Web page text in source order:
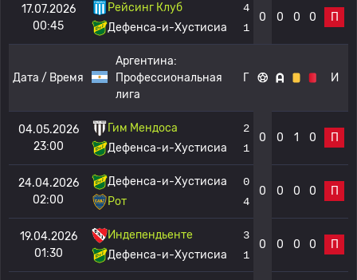
17.07.2026
00:45
Рейсинг Клуб
Дефенса-и-Хустисиа
4
1
0 0 0 0 П
Дата / Время
Аргентина:
Профессиональная
лига
Г И
04.05.2026
23:00
Гим Мендоса
Дефенса-и-Хустисиа
2
1
0 0 1 0 П
24.04.2026
02:00
Дефенса-и-Хустисиа
Рот
0
4
0 0 0 0 П
19.04.2026
01:30
Индепендьенте
Дефенса-и-Хустисиа
3
1
0 0 0 0 П